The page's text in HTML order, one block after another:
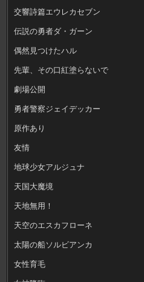
交響詩篇エウレカセブン
伝説の勇者ダ・ガーン
偶然見つけたハル
先輩、その口紅塗らないで
劇場公開
勇者警察ジェイデッカー
原作あり
友情
地球少女アルジュナ
天国大魔境
天地無用！
天空のエスカフローネ
太陽の船ソルビアンカ
女性育毛